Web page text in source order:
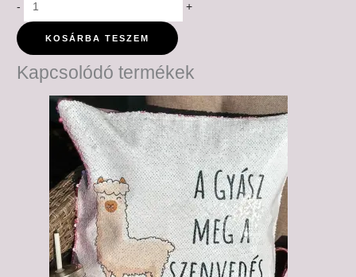
- +
KOSÁRBA TESZEM
Kapcsolódó termékek